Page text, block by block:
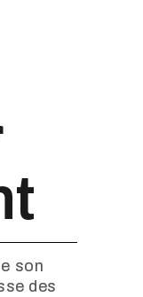
son
des